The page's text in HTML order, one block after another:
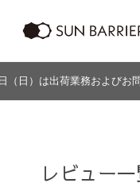
（日）は出荷業務および
レビュー